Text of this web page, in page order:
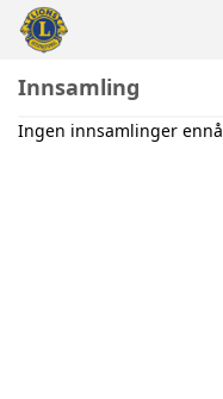
Innsamling
Ingen innsamlinger ennå